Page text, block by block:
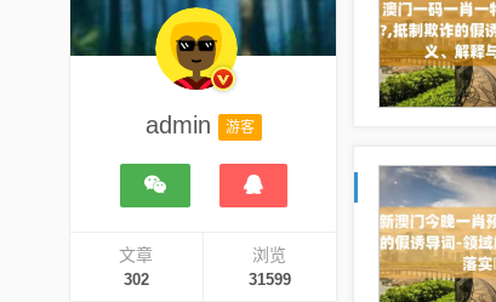
admin 游客
文章
302
浏览
31599